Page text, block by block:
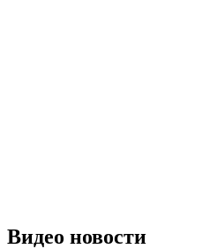
Видео новости